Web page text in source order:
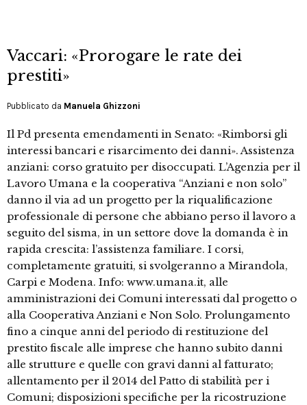
Vaccari: «Prorogare le rate dei
prestiti»
Pubblicato da Manuela Ghizzoni
Il Pd presenta emendamenti in Senato: «Rimborsi gli
interessi bancari e risarcimento dei danni». Assistenza
anziani: corso gratuito per disoccupati. L’Agenzia per il
Lavoro Umana e la cooperativa “Anziani e non solo”
danno il via ad un progetto per la riqualificazione
professionale di persone che abbiano perso il lavoro a
seguito del sisma, in un settore dove la domanda è in
rapida crescita: l’assistenza familiare. I corsi,
completamente gratuiti, si svolgeranno a Mirandola,
Carpi e Modena. Info: www.umana.it, alle
amministrazioni dei Comuni interessati dal progetto o
alla Cooperativa Anziani e Non Solo. Prolungamento
fino a cinque anni del periodo di restituzione del
prestito fiscale alle imprese che hanno subito danni
alle strutture e quelle con gravi danni al fatturato;
allentamento per il 2014 del Patto di stabilità per i
Comuni; disposizioni specifiche per la ricostruzione